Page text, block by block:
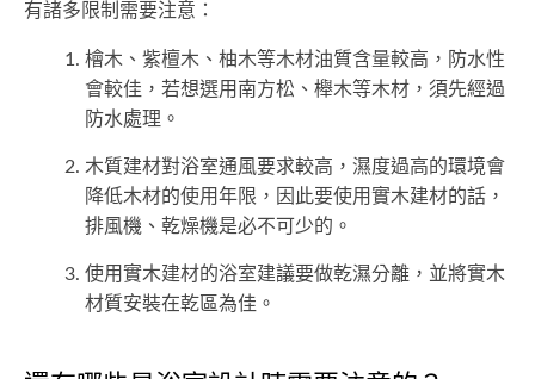
有諸多限制需要注意：
檜木、紫檀木、柚木等木材油質含量較高，防水性
會較佳，若想選用南方松、櫸木等木材，須先經過
防水處理。
木質建材對浴室通風要求較高，濕度過高的環境會
降低木材的使用年限，因此要使用實木建材的話，
排風機、乾燥機是必不可少的。
使用實木建材的浴室建議要做乾濕分離，並將實木
材質安裝在乾區為佳。